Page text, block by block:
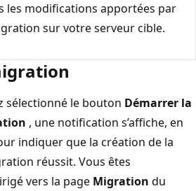
les modifications apportées par
sur votre serveur cible.
sélectionné le bouton Démarrer la
, une notification s’affiche, en
indiquer que la création de la
réussit. Vous êtes
vers la page Migration du